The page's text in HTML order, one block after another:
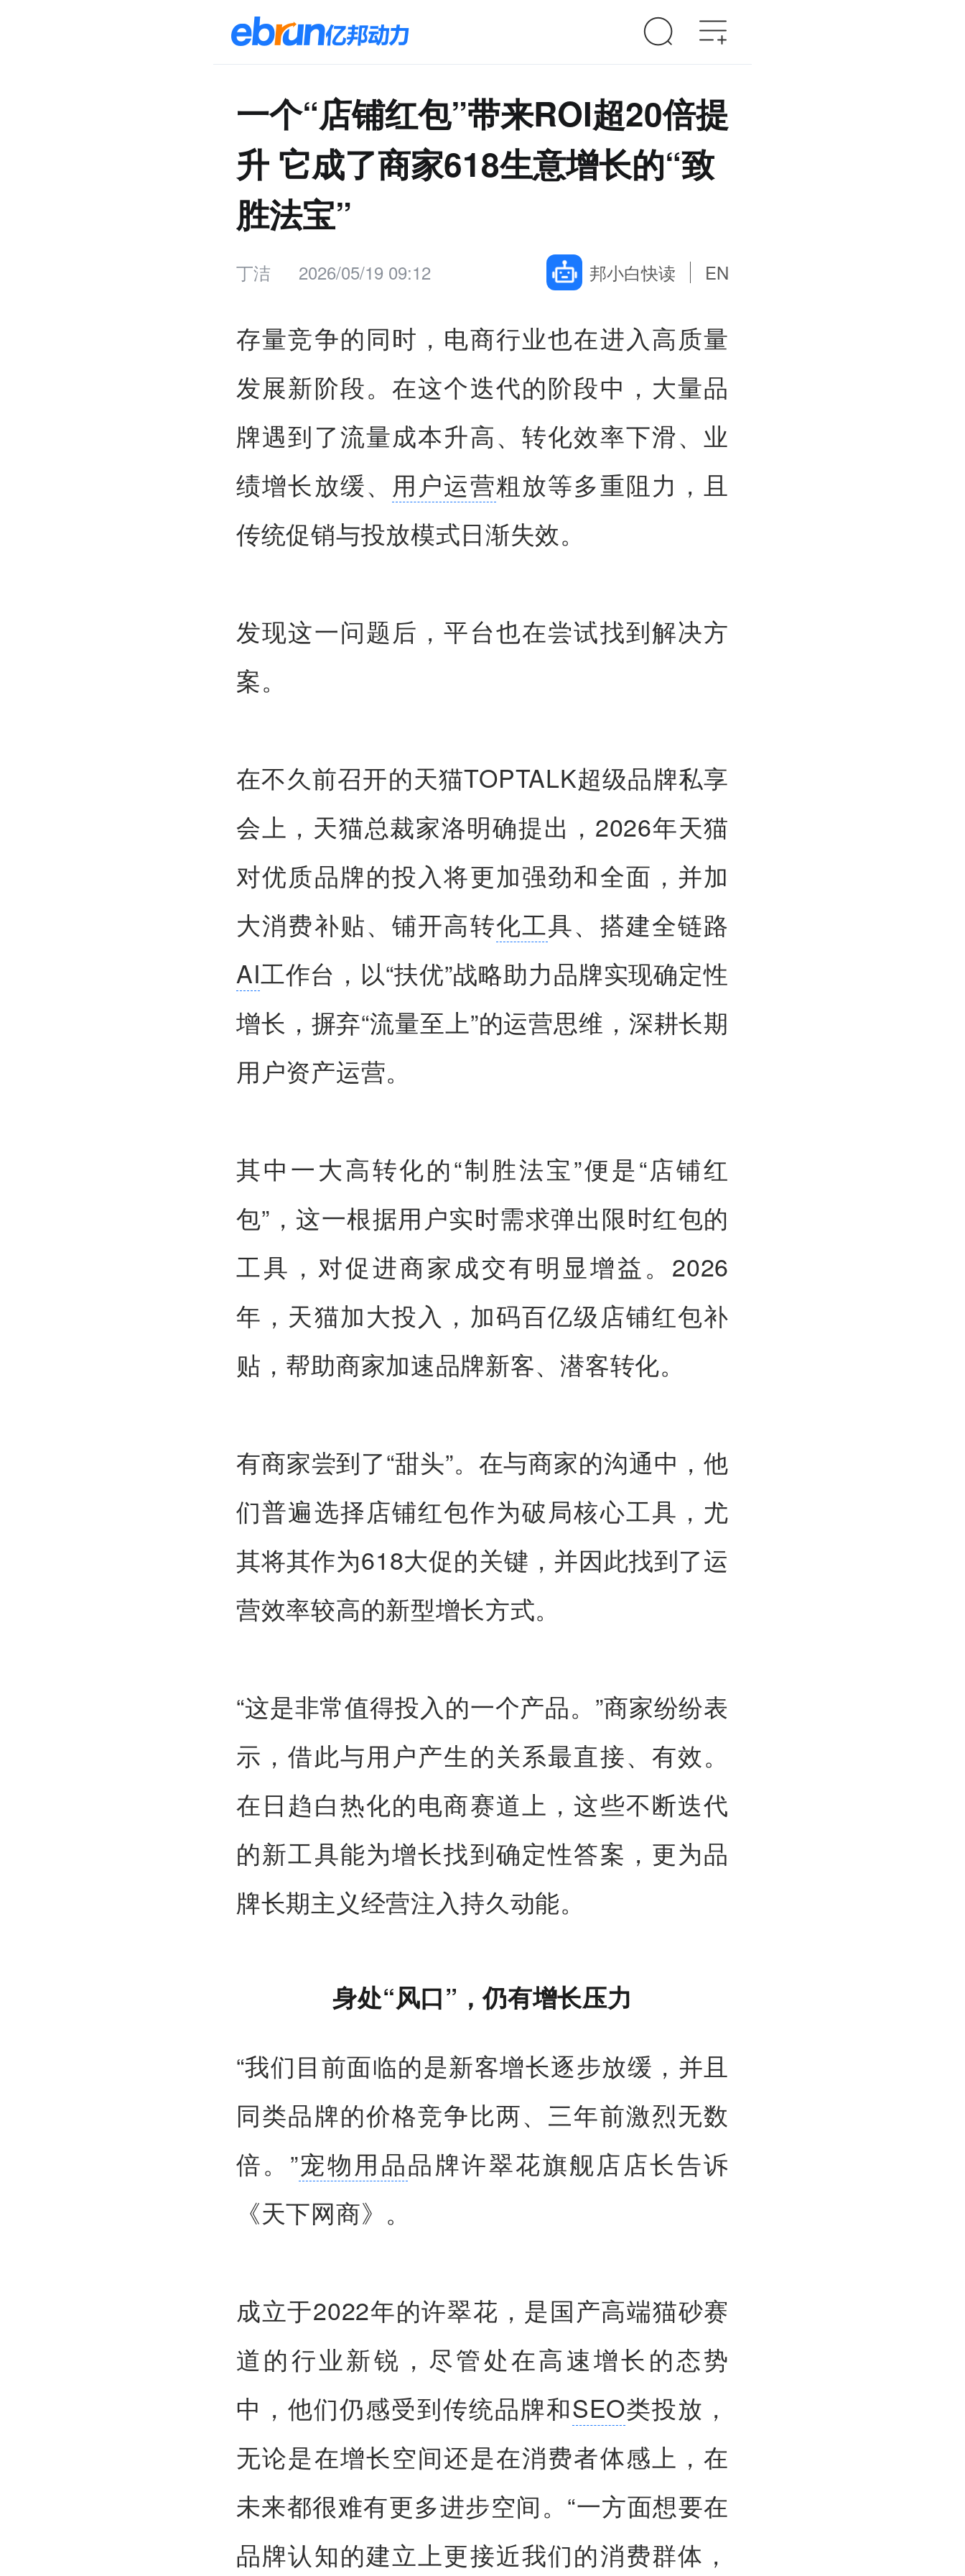
一个“店铺红包”带来ROI超20倍提
升 它成了商家618生意增长的“致
胜法宝”
丁洁 2026/05/19 09:12 邦小白快读 EN
存量竞争的同时，电商行业也在进入高质量
发展新阶段。在这个迭代的阶段中，大量品
牌遇到了流量成本升高、转化效率下滑、业
绩增长放缓、 用户运营粗放等多重阻力，且
传统促销与投放模式日渐失效。
发现这一问题后，平台也在尝试找到解决方
案。
在不久前召开的天猫TOPTALK超级品牌私享
会上，天猫总裁家洛明确提出，2026年天猫
对优质品牌的投入将更加强劲和全面，并加
大消费补贴、铺开高转化工具、搭建全链路
AI工作台，以“扶优”战略助力品牌实现确定性
增长，摒弃“流量至上”的运营思维，深耕长期
用户资产运营。
其中一大高转化的“制胜法宝”便是“店铺红
包”，这一根据用户实时需求弹出限时红包的
工具，对促进商家成交有明显增益。2026
年，天猫加大投入，加码百亿级店铺红包补
贴，帮助商家加速品牌新客、潜客转化。
有商家尝到了“甜头”。在与商家的沟通中，他
们普遍选择店铺红包作为破局核心工具，尤
其将其作为618大促的关键，并因此找到了运
营效率较高的新型增长方式。
“这是非常值得投入的一个产品。”商家纷纷表
示，借此与用户产生的关系最直接、有效。
在日趋白热化的电商赛道上，这些不断迭代
的新工具能为增长找到确定性答案，更为品
牌长期主义经营注入持久动能。
身处“风口”，仍有增长压力
“我们目前面临的是新客增长逐步放缓，并且
同类品牌的价格竞争比两、三年前激烈无数
倍。”宠物用品品牌许翠花旗舰店店长告诉
《天下网商》。
成立于2022年的许翠花，是国产高端猫砂赛
道的行业新锐，尽管处在高速增长的态势
中，他们仍感受到传统品牌和SEO类投放，
无论是在增长空间还是在消费者体感上，在
未来都很难有更多进步空间。“一方面想要在
品牌认知的建立上更接近我们的消费群体，